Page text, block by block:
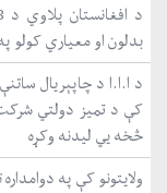
بدلون او معیاري کولو
د ا.ا.ا د چاپېریال
څخه یي لیدنه وکړه
ولایتونو کې په